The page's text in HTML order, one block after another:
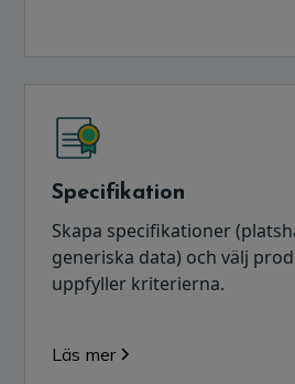
Specifikation
Skapa specifikationer
generiska data) och välj
uppfyller kriterierna.
Läs mer